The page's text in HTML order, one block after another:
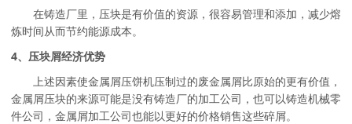
在铸造厂里，压块是有价值的资源，很容易管理和添加，减少熔
炼时间从而节约能源成本。
4、压块屑经济优势
上述因素使金属屑压饼机压制过的废金属屑比原始的更有价值，
金属屑压块的来源可能是没有铸造厂的加工公司，也可以铸造机械零
件公司，金属屑加工公司也能以更好的价格销售这些碎屑。